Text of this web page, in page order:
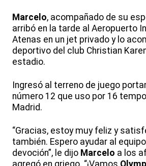
Marcelo, acompañado de su
arribó en la tarde al Aeropuerto
Atenas en un jet privado y lo
deportivo del club Christian
estadio.
Ingresó al terreno de juego
número 12 que uso por 16
Madrid.
“Gracias, estoy muy feliz y
también. Espero ayudar al
devoción”, le dijo Marcelo a los